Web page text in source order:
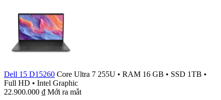
Dell 15 D15260 Core Ultra 7 255U • RAM 16 GB • SSD 1TB •
Full HD • Intel Graphic
22.900.000 ₫ Mới ra mắt